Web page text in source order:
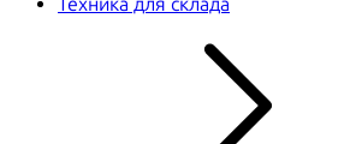
Техника для склада